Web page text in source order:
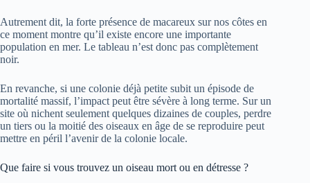
Autrement dit, la forte présence de macareux sur nos côtes en
ce moment montre qu’il existe encore une importante
population en mer. Le tableau n’est donc pas complètement
noir.
En revanche, si une colonie déjà petite subit un épisode de
mortalité massif, l’impact peut être sévère à long terme. Sur un
site où nichent seulement quelques dizaines de couples, perdre
un tiers ou la moitié des oiseaux en âge de se reproduire peut
mettre en péril l’avenir de la colonie locale.
Que faire si vous trouvez un oiseau mort ou en détresse ?